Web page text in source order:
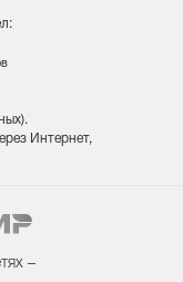
).
Интернет,
–